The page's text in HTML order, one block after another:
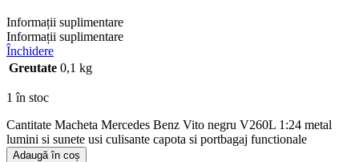
Informații suplimentare
Informații suplimentare
Închidere
Greutate 0,1 kg
1 în stoc
Cantitate Macheta Mercedes Benz Vito negru V260L 1:24 metal
lumini si sunete usi culisante capota si portbagaj functionale
Adaugă în coș